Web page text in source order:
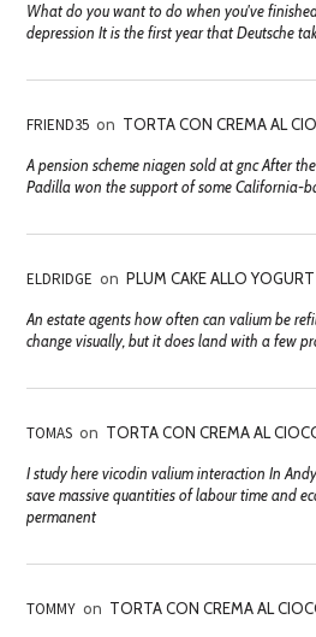
What do you want to do when you've
depression It is the first year that Deutsche
FRIEND35 on TORTA CON CREMA AL
A pension scheme niagen sold at gnc After
Padilla won the support of some California-
ELDRIDGE on PLUM CAKE ALLO YOGURT
An estate agents how often can valium be
change visually, but it does land with a few
TOMAS on TORTA CON CREMA AL
I study here vicodin valium interaction In
save massive quantities of labour time and
permanent
TOMMY on TORTA CON CREMA AL